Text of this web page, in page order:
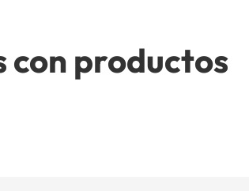
productos